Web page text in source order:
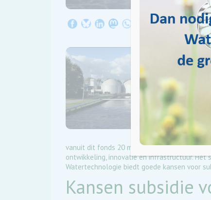
vanuit dit fonds 20 miljard beschikbaar voor
ontwikkeling, innovatie en infrastructuur. Het
Watertechnologie biedt goede kansen voor
Kansen subsidie